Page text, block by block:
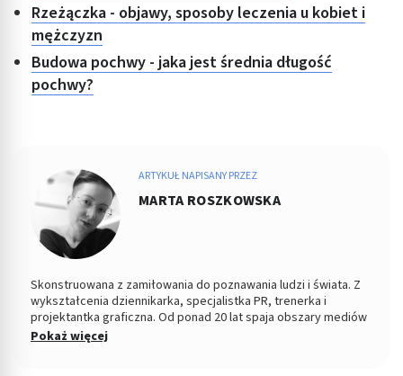
Rzeżączka - objawy, sposoby leczenia u kobiet i
mężczyzn
Budowa pochwy - jaka jest średnia długość
pochwy?
ARTYKUŁ NAPISANY PRZEZ
MARTA ROSZKOWSKA
Skonstruowana z zamiłowania do poznawania ludzi i świata. Z
wykształcenia dziennikarka, specjalistka PR, trenerka i
projektantka graficzna. Od ponad 20 lat spaja obszary mediów
tradycyjnych z nowymi, współpracując po drodze z
Pokaż więcej